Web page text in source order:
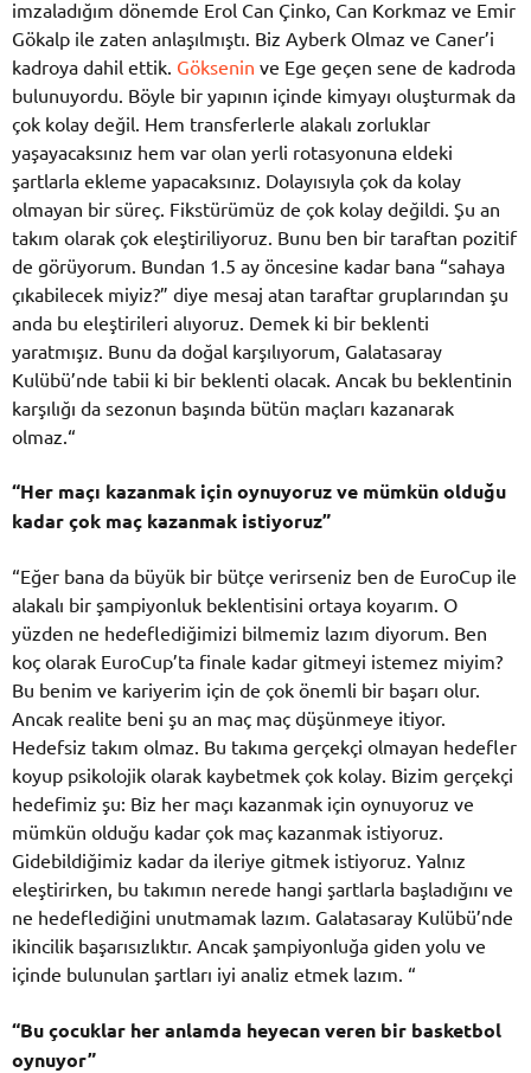
imzaladığım dönemde Erol Can Çinko, Can Korkmaz ve Emir
Gökalp ile zaten anlaşılmıştı. Biz Ayberk Olmaz ve Caner’i
kadroya dahil ettik. Göksenin ve Ege geçen sene de kadroda
bulunuyordu. Böyle bir yapının içinde kimyayı oluşturmak da
çok kolay değil. Hem transferlerle alakalı zorluklar
yaşayacaksınız hem var olan yerli rotasyonuna eldeki
şartlarla ekleme yapacaksınız. Dolayısıyla çok da kolay
olmayan bir süreç. Fikstürümüz de çok kolay değildi. Şu an
takım olarak çok eleştiriliyoruz. Bunu ben bir taraftan pozitif
de görüyorum. Bundan 1.5 ay öncesine kadar bana “sahaya
çıkabilecek miyiz?” diye mesaj atan taraftar gruplarından şu
anda bu eleştirileri alıyoruz. Demek ki bir beklenti
yaratmışız. Bunu da doğal karşılıyorum, Galatasaray
Kulübü’nde tabii ki bir beklenti olacak. Ancak bu beklentinin
karşılığı da sezonun başında bütün maçları kazanarak
olmaz.“
“Her maçı kazanmak için oynuyoruz ve mümkün olduğu
kadar çok maç kazanmak istiyoruz”
“Eğer bana da büyük bir bütçe verirseniz ben de EuroCup ile
alakalı bir şampiyonluk beklentisini ortaya koyarım. O
yüzden ne hedeflediğimizi bilmemiz lazım diyorum. Ben
koç olarak EuroCup’ta finale kadar gitmeyi istemez miyim?
Bu benim ve kariyerim için de çok önemli bir başarı olur.
Ancak realite beni şu an maç maç düşünmeye itiyor.
Hedefsiz takım olmaz. Bu takıma gerçekçi olmayan hedefler
koyup psikolojik olarak kaybetmek çok kolay. Bizim gerçekçi
hedefimiz şu: Biz her maçı kazanmak için oynuyoruz ve
mümkün olduğu kadar çok maç kazanmak istiyoruz.
Gidebildiğimiz kadar da ileriye gitmek istiyoruz. Yalnız
eleştirirken, bu takımın nerede hangi şartlarla başladığını ve
ne hedeflediğini unutmamak lazım. Galatasaray Kulübü’nde
ikincilik başarısızlıktır. Ancak şampiyonluğa giden yolu ve
içinde bulunulan şartları iyi analiz etmek lazım. “
“Bu çocuklar her anlamda heyecan veren bir basketbol
oynuyor”